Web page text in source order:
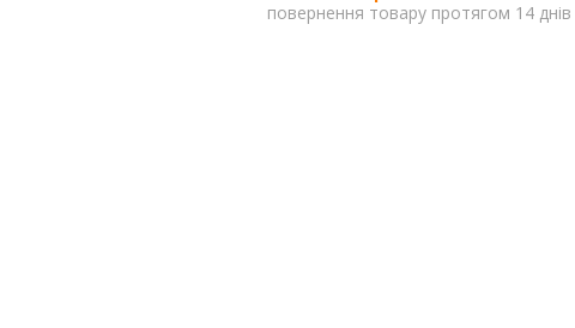
повернення товару протягом 14 днів